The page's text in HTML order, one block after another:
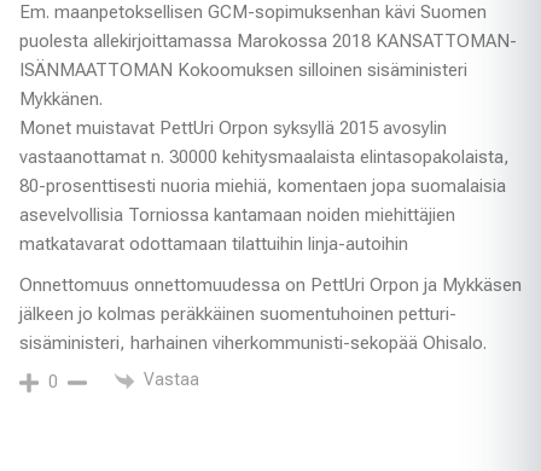
Em. maanpetoksellisen GCM-sopimuksenhan kävi Suomen
puolesta allekirjoittamassa Marokossa 2018 KANSATTOMAN-
ISÄNMAATTOMAN Kokoomuksen silloinen sisäministeri
Mykkänen.
Monet muistavat PettUri Orpon syksyllä 2015 avosylin
vastaanottamat n. 30000 kehitysmaalaista elintasopakolaista,
80-prosenttisesti nuoria miehiä, komentaen jopa suomalaisia
asevelvollisia Torniossa kantamaan noiden miehittäjien
matkatavarat odottamaan tilattuihin linja-autoihin
Onnettomuus onnettomuudessa on PettUri Orpon ja Mykkäsen
jälkeen jo kolmas peräkkäinen suomentuhoinen petturi-
sisäministeri, harhainen viherkommunisti-sekopää Ohisalo.
0 Vastaa